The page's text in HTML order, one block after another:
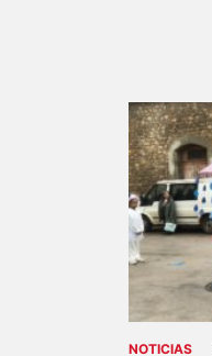
NOTICIAS